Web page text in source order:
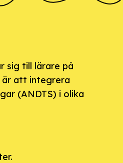
sig till lärare på
är att integrera
(ANDTS) i olika